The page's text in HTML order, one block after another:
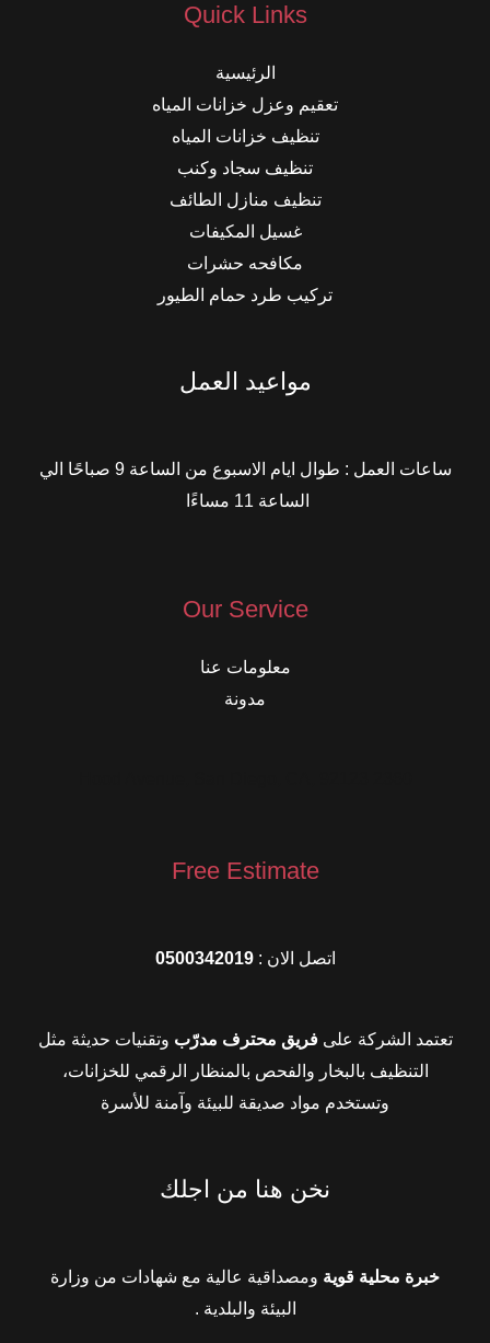
Quick Links
الرئيسية
تعقيم وعزل خزانات المياه
تنظيف خزانات المياه
تنظيف سجاد وكنب
تنظيف منازل الطائف
غسيل المكيفات
مكافحه حشرات
تركيب طرد حمام الطيور
مواعيد العمل
ساعات العمل : طوال ايام الاسبوع من الساعة 9 صباحًا الي
الساعة 11 مساءًا
Our Service
معلومات عنا
مدونة
Free Estimate
اتصل الان :0500342019
تعتمد الشركة علىفريق محترف مدرّب وتقنيات حديثة مثل
التنظيف بالبخار والفحص بالمنظار الرقمي للخزانات،
وتستخدم مواد صديقة للبيئة وآمنة للأسرة
نخن هنا من اجلك
خبرة محلية قوية ومصداقية عالية مع شهادات من وزارة
البيئة والبلدية .